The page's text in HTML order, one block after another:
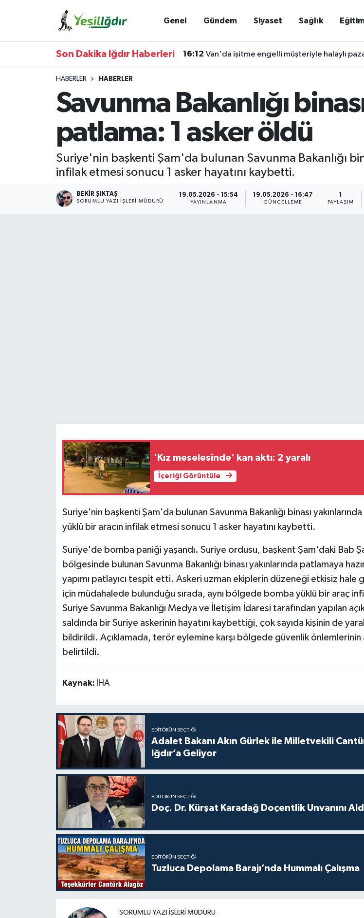
Genel Gündem Siyaset Sağlık
Son Dakika Iğdır Haberleri 16:12 Van'da işitme engelli müşteriyle halaylı
HABERLER HABERLER
Savunma Bakanlığı
patlama: 1 asker öldü
Suriye'nin başkenti Şam'da bulunan Savunma Bakanlığı
infilak etmesi sonucu 1 asker hayatını kaybetti.
BEKIR ŞIKTAŞ
SORUMLU YAZI İŞLERI MÜDÜRÜ
19.05.2026 - 15:54
YAYINLANMA
19.05.2026 - 16:47
GÜNCELLEME PAYLAŞIM
'Kız meselesinde' kan aktı: 2 yaralı
İçeriği Görüntüle
Suriye'nin başkenti Şam'da bulunan Savunma Bakanlığı binası
yüklü bir aracın infilak etmesi sonucu 1 asker hayatını kaybetti.
Suriye'de bomba paniği yaşandı. Suriye ordusu, başkent Şam'daki Bab
bölgesinde bulunan Savunma Bakanlığı binası yakınlarında patlamaya
yapımı patlayıcı tespit etti. Askeri uzman ekiplerin düzeneği etkisiz hale
için müdahalede bulunduğu sırada, aynı bölgede bomba yüklü bir araç
Suriye Savunma Bakanlığı Medya ve İletişim İdaresi tarafından yapılan
saldırıda bir Suriye askerinin hayatını kaybettiği, çok sayıda kişinin de
bildirildi. Açıklamada, terör eylemine karşı bölgede güvenlik önlemlerinin
belirtildi.
Kaynak: İHA
EDITÖRÜN SEÇTIĞI
Adalet Bakanı Akın Gürlek ile Milletvekili
Iğdır’a Geliyor
EDITÖRÜN SEÇTIĞI
Doç. Dr. Kürşat Karadağ Doçentlik Unvanını
EDITÖRÜN SEÇTIĞI
Tuzluca Depolama Barajı’nda Hummalı Çalışma
SORUMLU YAZI İŞLERI MÜDÜRÜ
Iğdır Trafik Yoğunluk Haritası
Süper Lig Puan Durumu ve Fikstür
Tüm Manşetler